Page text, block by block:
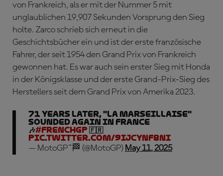
von Frankreich, als er mit der Nummer 5 mit
unglaublichen 19,907 Sekunden Vorsprung den Sieg
holte. Zarco schrieb sich erneut in die
Geschichtsbücher ein und ist der erste französische
Fahrer, der seit 1954 den Grand Prix von Frankreich
gewonnen hat. Es war auch sein erster Sieg mit Honda
in der Königsklasse und der erste Grand-Prix-Sieg des
Herstellers seit dem Grand Prix von Amerika 2023.
71 years later, "La Marseillaise"
sounded again in France
🎶#FrenchGP 🇫🇷
pic.twitter.com/9IjcYnF8nI
— MotoGP™🏁 (@MotoGP) May 11, 2025